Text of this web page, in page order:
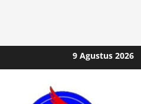
to
9 Agustus 2026